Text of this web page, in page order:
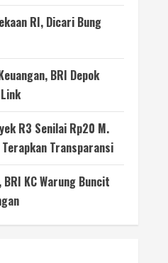
RI, Dicari Bung
BRI Depok
R3 Senilai Rp20 M.
Transparansi
KC Warung Buncit